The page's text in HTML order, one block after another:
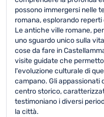
possono immergersi nelle
romana, esplorando
Le antiche ville romane,
uno sguardo unico sulla
cose da fare in
visite guidate che
l'evoluzione culturale di
campano. Gli appassionati
centro storico,
testimoniano i diversi
la città.